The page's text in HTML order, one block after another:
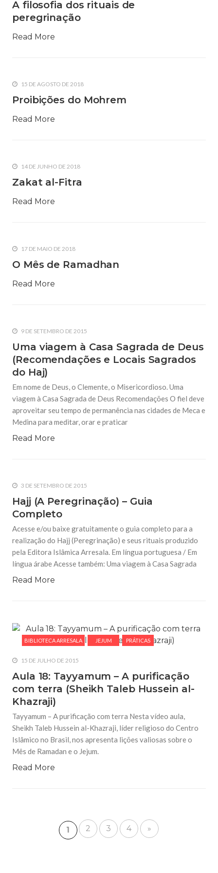
A filosofia dos rituais de
peregrinação
Read More
15 DE AGOSTO DE 2018
Proibições do Mohrem
Read More
14 DE JUNHO DE 2018
Zakat al-Fitra
Read More
17 DE MAIO DE 2018
O Mês de Ramadhan
Read More
9 DE SETEMBRO DE 2015
Uma viagem à Casa Sagrada de Deus
(Recomendações e Locais Sagrados
do Haj)
Em nome de Deus, o Clemente, o Misericordioso. Uma
viagem à Casa Sagrada de Deus Recomendações O fiel deve
aproveitar seu tempo de permanência nas cidades de Meca e
Medina para meditar, orar e praticar
Read More
3 DE SETEMBRO DE 2015
Hajj (A Peregrinação) – Guia
Completo
Acesse e/ou baixe gratuitamente o guia completo para a
realização do Hajj (Peregrinação) e seus rituais produzido
pela Editora Islâmica Arresala. Em língua portuguesa / Em
língua árabe Acesse também: Uma viagem à Casa Sagrada
Read More
BIBLIOTECA ARRESALA JEJUM PRÁTICAS
15 DE JULHO DE 2015
Aula 18: Tayyamum – A purificação
com terra (Sheikh Taleb Hussein al-
Khazraji)
Tayyamum – A purificação com terra Nesta vídeo aula,
Sheikh Taleb Hussein al-Khazraji, líder religioso do Centro
Islâmico no Brasil, nos apresenta lições valiosas sobre o
Mês de Ramadan e o Jejum.
Read More
1 2 3 4 »